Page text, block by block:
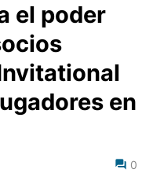
el poder
en
0